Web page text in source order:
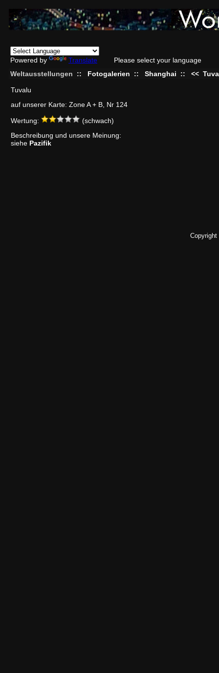
Powered by Translate
Please select your language
Weltausstellungen
:: Fotogalerien :: Shanghai :: <<
Tuvalu
auf unserer Karte: Zone A + B, Nr 124
Wertung:
(schwach)
Beschreibung und unsere Meinung:
siehe Pazifik